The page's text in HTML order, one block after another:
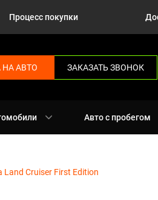
Процесс покупки
НА АВТО ЗАКАЗАТЬ ЗВОНОК
Авто с пробегом
Land Cruiser First Edition